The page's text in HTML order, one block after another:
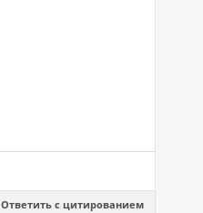
Ответить с цитированием